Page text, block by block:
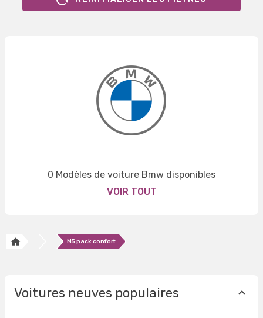
0 Modèles de voiture Bmw disponibles
VOIR TOUT
... ... M5 pack confort
Voitures neuves populaires